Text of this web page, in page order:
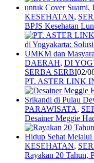
KESEHATAN,
BPJS Kesehatan
DAERAH, DI
SERBA SERBI02/
PT. ASTER LINK
PARAWISATA,
Desainer Meggie
KESEHATAN,
Rayakan 20 Tahun,